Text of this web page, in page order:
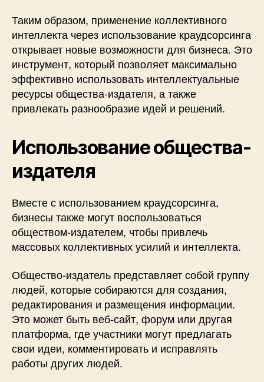
Таким образом, применение коллективного
интеллекта через использование краудсорсинга
открывает новые возможности для бизнеса. Это
инструмент, который позволяет максимально
эффективно использовать интеллектуальные
ресурсы общества-издателя, а также
привлекать разнообразие идей и решений.
Использование общества-
издателя
Вместе с использованием краудсорсинга,
бизнесы также могут воспользоваться
обществом-издателем, чтобы привлечь
массовых коллективных усилий и интеллекта.
Общество-издатель представляет собой группу
людей, которые собираются для создания,
редактирования и размещения информации.
Это может быть веб-сайт, форум или другая
платформа, где участники могут предлагать
свои идеи, комментировать и исправлять
работы других людей.